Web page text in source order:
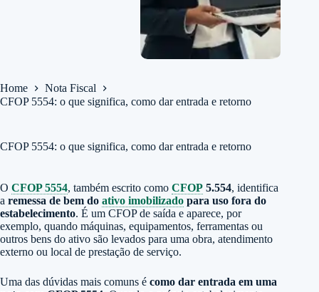
Home
Nota Fiscal
CFOP 5554: o que significa, como dar entrada e retorno
CFOP 5554: o que significa, como dar entrada e retorno
O CFOP 5554, também escrito como CFOP 5.554, identifica
a remessa de bem do ativo imobilizado para uso fora do
estabelecimento. É um CFOP de saída e aparece, por
exemplo, quando máquinas, equipamentos, ferramentas ou
outros bens do ativo são levados para uma obra, atendimento
externo ou local de prestação de serviço.
Uma das dúvidas mais comuns é como dar entrada em uma